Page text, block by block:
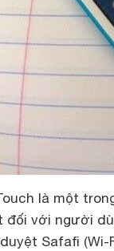
là một
đối với người
Safafi